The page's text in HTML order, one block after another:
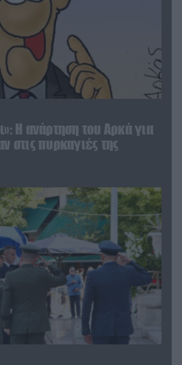
Η ανάρτηση του Αρκά για
στις πυρκαγιές της